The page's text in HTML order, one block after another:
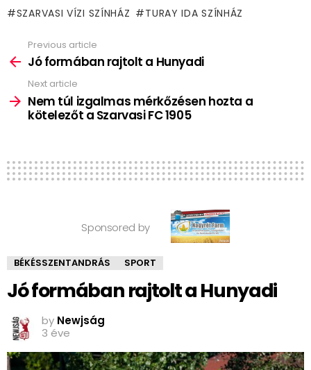
SZARVASI VÍZI SZÍNHÁZ TURAY IDA SZÍNHÁZ
more
Previous article
Jó formában rajtolt a Hunyadi
Next article
Nem túl izgalmas mérkőzésen hozta a
kötelezőt a Szarvasi FC 1905
Sponsored by
BÉKÉSSZENTANDRÁS SPORT
Jó formában rajtolt a Hunyadi
by Newjság
3 éve